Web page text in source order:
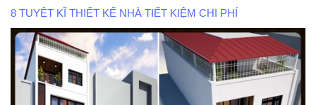
8 TUYỆT KĨ THIẾT KẾ NHÀ TIẾT KIỆM CHI PHÍ